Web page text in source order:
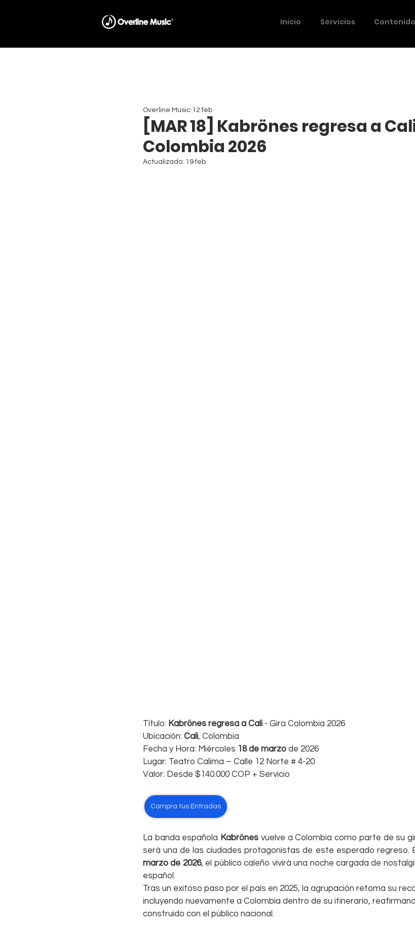
Inicio Servicios
[MAR 18] Kabrönes regresa a
Colombia 2026
Overline Music 12 feb
Actualizado: 19 feb
Título: Kabrönes regresa a Cali - Gira Colombia 2026
Ubicación: Cali, Colombia
Fecha y Hora: Miércoles 18 de marzo de 2026
Lugar: Teatro Calima – Calle 12 Norte # 4-20
Valor: Desde $140.000 COP + Servicio
Compra tus Entradas
La banda española Kabrönes vuelve a Colombia como parte de su
será una de las ciudades protagonistas de este esperado regreso.
marzo de 2026, el público caleño vivirá una noche cargada de
español.
Tras un exitoso paso por el país en 2025, la agrupación retoma su
incluyendo nuevamente a Colombia dentro de su itinerario,
construido con el público nacional.